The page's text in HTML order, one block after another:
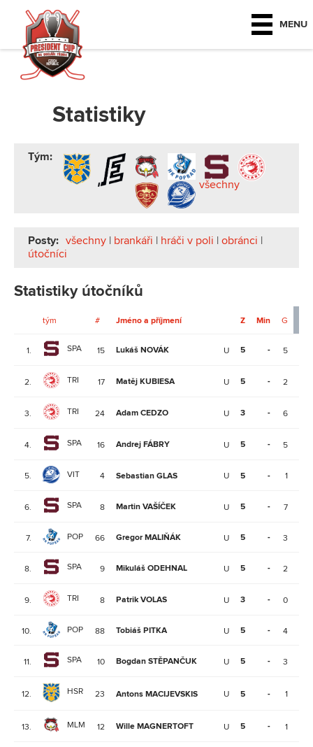
MENU
Statistiky
Tým:
všechny
Posty: všechny | brankáři | hráči v poli | obránci |
útočníci
Statistiky útočníků
tým # Jméno a příjmení Z Min G
1. SPA 15 Lukáš NOVÁK U 5 - 5
2. TRI 17 Matěj KUBIESA U 5 - 2
3. TRI 24 Adam CEDZO U 3 - 6
4. SPA 16 Andrej FÁBRY U 5 - 5
5. VIT 4 Sebastian GLAS U 5 - 1
6. SPA 8 Martin VAŠÍČEK U 5 - 7
7. POP 66 Gregor MALIŇÁK U 5 - 3
8. SPA 9 Mikuláš ODEHNAL U 5 - 2
9. TRI 8 Patrik VOLAS U 3 - 0
10. POP 88 Tobiáš PITKA U 5 - 4
11. SPA 10 Bogdan STĚPANČUK U 5 - 3
12. HSR 23 Antons MACIJEVSKIS U 5 - 1
13. MLM 12 Wille MAGNERTOFT U 5 - 1